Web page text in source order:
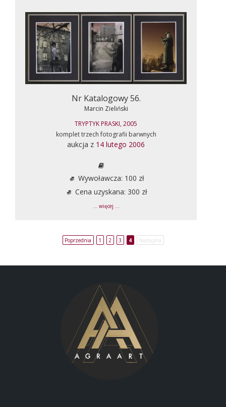
Nr Katalogowy 56.
Marcin Zieliński
TRYPTYK PRASKI, 2005
komplet trzech fotografii barwnych
aukcja z 14 lutego 2006
Wywoławcza: 100 zł
Cena uzyskana: 300 zł
... więcej ...
Poprzednia 1 2 3 4 Następna